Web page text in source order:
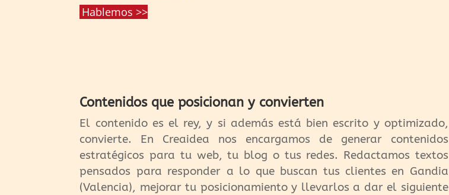
Hablemos >>
Contenidos que posicionan y convierten
El contenido es el rey, y si además está bien escrito y optimizado,
convierte. En Creaidea nos encargamos de generar contenidos
estratégicos para tu web, tu blog o tus redes. Redactamos textos
pensados para responder a lo que buscan tus clientes en Gandia
(Valencia), mejorar tu posicionamiento y llevarlos a dar el siguiente